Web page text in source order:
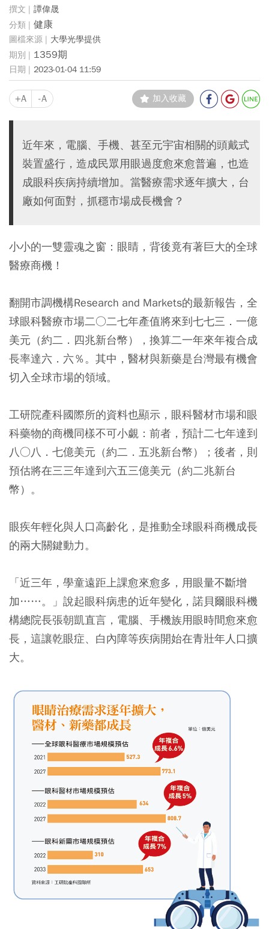
譚偉晟
健康
大學光學提供
1359期
2023-01-04 11:59
+A -A 加入收藏
近年來，電腦、手機、甚至元宇宙相關的頭戴式
裝置盛行，造成民眾用眼過度愈來愈普遍，也造
成眼科疾病持續增加。當醫療需求逐年擴大，台
廠如何面對，抓穩市場成長機會？
小小的一雙靈魂之窗：眼睛，背後竟有著巨大的全球
醫療商機！
翻開市調機構Research and Markets的最新報告，全
球眼科醫療市場二○二七年產值將來到七七三．一億
美元（約二．四兆新台幣），換算二一年來年複合成
長率達六．六％。其中，醫材與新藥是台灣最有機會
切入全球市場的領域。
工研院產科國際所的資料也顯示，眼科醫材市場和眼
科藥物的商機同樣不可小覷：前者，預計二七年達到
八○八．七億美元（約二．五兆新台幣）；後者，則
預估將在三三年達到六五三億美元（約二兆新台
幣）。
眼疾年輕化與人口高齡化，是推動全球眼科商機成長
的兩大關鍵動力。
「近三年，學童遠距上課愈來愈多，用眼量不斷增
加……。」說起眼科病患的近年變化，諾貝爾眼科機
構總院長張朝凱直言，電腦、手機族用眼時間愈來愈
長，這讓乾眼症、白內障等疾病開始在青壯年人口擴
大。